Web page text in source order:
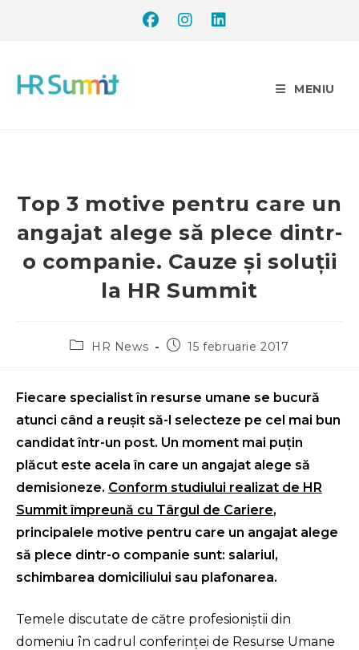
MENIU
Top 3 motive pentru care un
angajat alege să plece dintr-
o companie. Cauze şi soluţii
la HR Summit
HR News 15 februarie 2017
Fiecare specialist în resurse umane se bucură
atunci când a reuşit să-l selecteze pe cel mai bun
candidat într-un post. Un moment mai puţin
plăcut este acela în care un angajat alege să
demisioneze. Conform studiului realizat de HR
Summit împreună cu Târgul de Cariere,
principalele motive pentru care un angajat alege
să plece dintr-o companie sunt: salariul,
schimbarea domiciliului sau plafonarea.
Temele discutate de către profesioniştii din
domeniu în cadrul conferinţei de Resurse Umane